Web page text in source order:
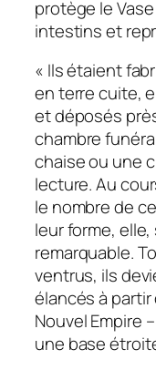
protège le
intestins et
« Ils étaient
en terre cuite,
et déposés
chambre
chaise ou une
lecture. Au
le nombre de
leur forme,
remarquable.
ventrus, ils
élancés à partir
Nouvel Empire
une base